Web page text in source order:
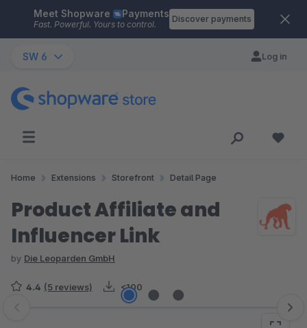
Skip to main content
Meet Shopware Payments
Fast. Powerful. Yours to control.
Discover payments
SW 6 Log in
Home Extensions Storefront Detail Page
Product Affiliate and
Influencer Link
by Die Leoparden GmbH
4.4 (5 reviews) <100
Skip image gallery